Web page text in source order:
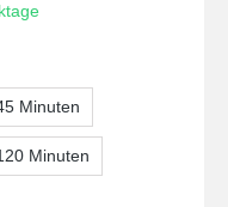
Minuten
Minuten